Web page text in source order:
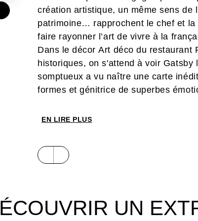
création artistique, un même sens de
patrimoine… rapprochent le chef et
faire rayonner l’art de vivre à la
Dans le décor Art déco du restaurant
historiques, on s'attend à voir
somptueux a vu naître une carte
formes et génitrice de superbes
EN LIRE PLUS
UN